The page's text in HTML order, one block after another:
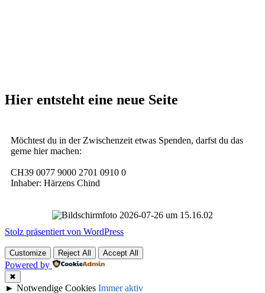
Hier entsteht eine neue Seite
Möchtest du in der Zwischenzeit etwas Spenden, darfst du das
gerne hier machen:
CH39 0077 9000 2701 0910 0
Inhaber: Härzens Chind
Stolz präsentiert von WordPress
Customize Reject All Accept All
Powered by
✖
► Notwendige Cookies Immer aktiv